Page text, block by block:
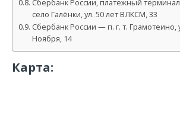
Сбербанк России, платежный
село Галёнки, ул. 50 лет ВЛКСМ, 33
Сбербанк России — п. г. т. Грамотеино,
Ноября, 14
Карта: